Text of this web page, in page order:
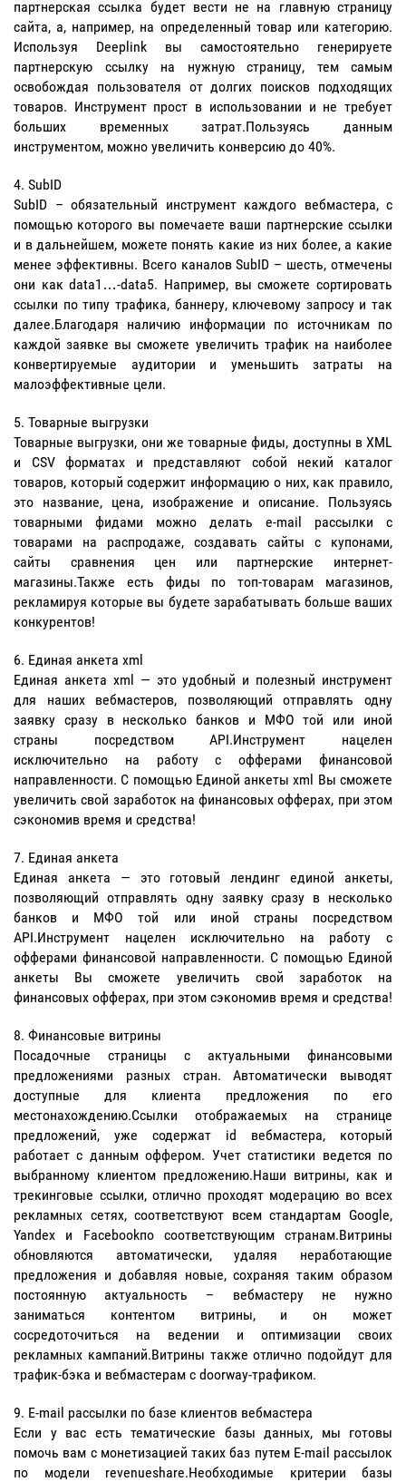
партнерская ссылка будет вести не на главную страницу
сайта, а, например, на определенный товар или категорию.
Используя Deeplink вы самостоятельно генерируете
партнерскую ссылку на нужную страницу, тем самым
освобождая пользователя от долгих поисков подходящих
товаров. Инструмент прост в использовании и не требует
больших временных затрат.Пользуясь данным
инструментом, можно увеличить конверсию до 40%.
SubID
SubID – обязательный инструмент каждого вебмастера, с
помощью которого вы помечаете ваши партнерские ссылки
и в дальнейшем, можете понять какие из них более, а какие
менее эффективны. Всего каналов SubID – шесть, отмечены
они как data1…-data5. Например, вы сможете сортировать
ссылки по типу трафика, баннеру, ключевому запросу и так
далее.Благодаря наличию информации по источникам по
каждой заявке вы сможете увеличить трафик на наиболее
конвертируемые аудитории и уменьшить затраты на
малоэффективные цели.
Товарные выгрузки
Товарные выгрузки, они же товарные фиды, доступны в XML
и CSV форматах и представляют собой некий каталог
товаров, который содержит информацию о них, как правило,
это название, цена, изображение и описание. Пользуясь
товарными фидами можно делать e-mail рассылки с
товарами на распродаже, создавать сайты с купонами,
сайты сравнения цен или партнерские интернет-
магазины.Также есть фиды по топ-товарам магазинов,
рекламируя которые вы будете зарабатывать больше ваших
конкурентов!
Единая анкета xml
Единая анкета xml — это удобный и полезный инструмент
для наших вебмастеров, позволяющий отправлять одну
заявку сразу в несколько банков и МФО той или иной
страны посредством API.Инструмент нацелен
исключительно на работу с офферами финансовой
направленности. С помощью Единой анкеты xml Вы сможете
увеличить свой заработок на финансовых офферах, при этом
сэкономив время и средства!
Единая анкета
Единая анкета — это готовый лендинг единой анкеты,
позволяющий отправлять одну заявку сразу в несколько
банков и МФО той или иной страны посредством
API.Инструмент нацелен исключительно на работу с
офферами финансовой направленности. С помощью Единой
анкеты Вы сможете увеличить свой заработок на
финансовых офферах, при этом сэкономив время и средства!
Финансовые витрины
Посадочные страницы с актуальными финансовыми
предложениями разных стран. Автоматически выводят
доступные для клиента предложения по его
местонахождению.Ссылки отображаемых на странице
предложений, уже содержат id вебмастера, который
работает с данным оффером. Учет статистики ведется по
выбранному клиентом предложению.Наши витрины, как и
трекинговые ссылки, отлично проходят модерацию во всех
рекламных сетях, соответствуют всем стандартам Google,
Yandex и Facebookпо соответствующим странам.Витрины
обновляются автоматически, удаляя неработающие
предложения и добавляя новые, сохраняя таким образом
постоянную актуальность – вебмастеру не нужно
заниматься контентом витрины, и он может
сосредоточиться на ведении и оптимизации своих
рекламных кампаний.Витрины также отлично подойдут для
трафик-бэка и вебмастерам с doorway-трафиком.
E-mail рассылки по базе клиентов вебмастера
Если у вас есть тематические базы данных, мы готовы
помочь вам с монетизацией таких баз путем E-mail рассылок
по модели revenueshare.Необходимые критерии базы